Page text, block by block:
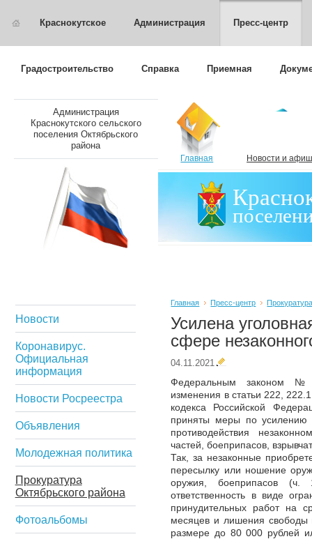
Краснокутское Администрация Пресс-центр
Градостроительство Справка Приемная
Администрация
Краснокутского сельского
поселения Октябрьского
района
Главная Новости и
Новости
Коронавирус.
Официальная
информация
Новости Росреестра
Объявления
Молодежная политика
Прокуратура
Октябрьского района
Фотоальбомы
Главная Пресс-центр
Усилена
сфере
04.11.2021
Федеральным законом
изменения в статьи 222,
кодекса Российской
приняты меры по усилению
противодействия
частей, боеприпасов,
Так, за незаконные
пересылку или ношение
оружия, боеприпасов
ответственность в виде
принудительных работ на
месяцев и лишения
размере до 80 000 рублей